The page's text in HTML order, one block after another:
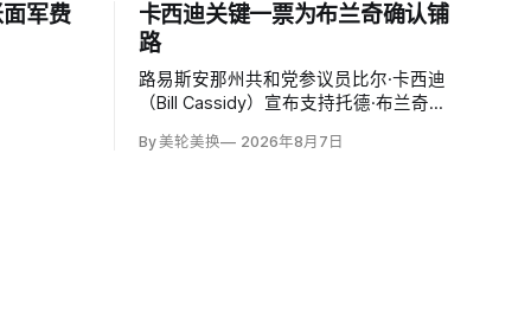
军费
卡西迪关键一票为布兰奇确认铺
路
路易斯安那州共和党参议员比尔·卡西迪
（Bill Cassidy）宣布支持托德·布兰奇
特朗普前私人辩护律师基本跨过参议院确
By 美轮美换 2026年8月7日